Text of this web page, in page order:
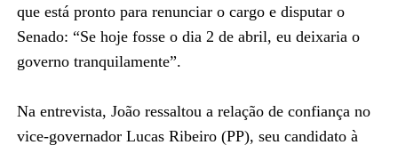
que está pronto para renunciar o cargo e disputar o
Senado: “Se hoje fosse o dia 2 de abril, eu deixaria o
governo tranquilamente”.
Na entrevista, João ressaltou a relação de confiança no
vice-governador Lucas Ribeiro (PP), seu candidato à